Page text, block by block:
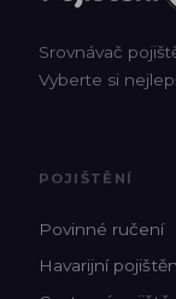
Srovnávač
Vyberte si
POJIŠTĚNÍ
Povinné ručení
Havarijní